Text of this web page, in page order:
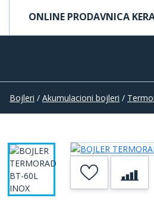
ONLINE PRODAVNICA
Bojleri / Akumulacioni bojleri /